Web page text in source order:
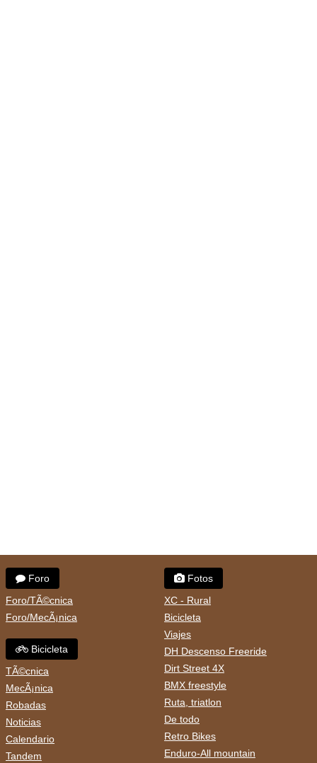
Foro
Foro/TÃ©cnica
Foro/MecÃ¡nica
Bicicleta
TÃ©cnica
MecÃ¡nica
Robadas
Noticias
Calendario
Tandem
Fotos
XC - Rural
Bicicleta
Viajes
DH Descenso Freeride
Dirt Street 4X
BMX freestyle
Ruta, triatlon
De todo
Retro Bikes
Enduro-All mountain